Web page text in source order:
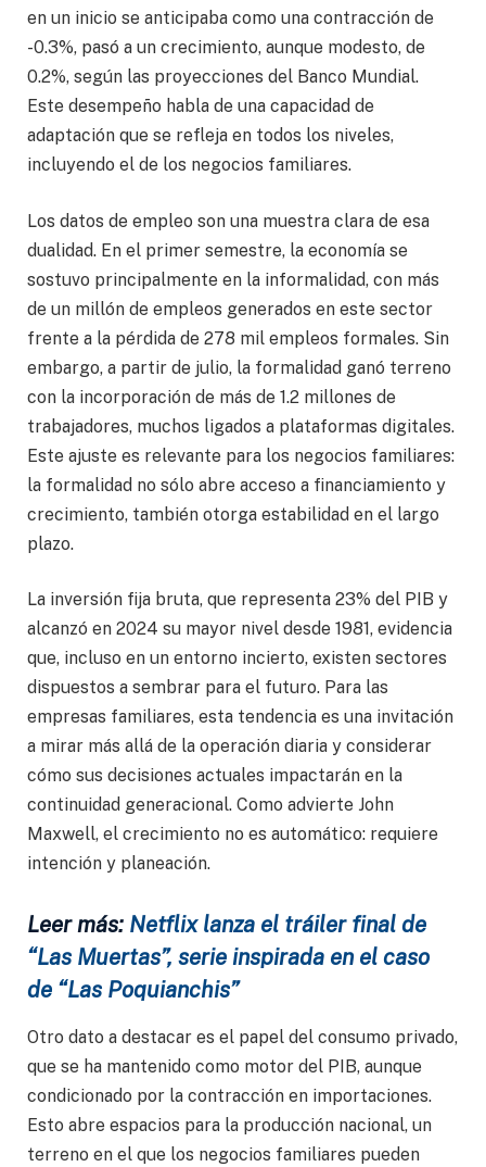
en un inicio se anticipaba como una contracción de
-0.3%, pasó a un crecimiento, aunque modesto, de
0.2%, según las proyecciones del Banco Mundial.
Este desempeño habla de una capacidad de
adaptación que se refleja en todos los niveles,
incluyendo el de los negocios familiares.
Los datos de empleo son una muestra clara de esa
dualidad. En el primer semestre, la economía se
sostuvo principalmente en la informalidad, con más
de un millón de empleos generados en este sector
frente a la pérdida de 278 mil empleos formales. Sin
embargo, a partir de julio, la formalidad ganó terreno
con la incorporación de más de 1.2 millones de
trabajadores, muchos ligados a plataformas digitales.
Este ajuste es relevante para los negocios familiares:
la formalidad no sólo abre acceso a financiamiento y
crecimiento, también otorga estabilidad en el largo
plazo.
La inversión fija bruta, que representa 23% del PIB y
alcanzó en 2024 su mayor nivel desde 1981, evidencia
que, incluso en un entorno incierto, existen sectores
dispuestos a sembrar para el futuro. Para las
empresas familiares, esta tendencia es una invitación
a mirar más allá de la operación diaria y considerar
cómo sus decisiones actuales impactarán en la
continuidad generacional. Como advierte John
Maxwell, el crecimiento no es automático: requiere
intención y planeación.
Leer más: Netflix lanza el tráiler final de
“Las Muertas”, serie inspirada en el caso
de “Las Poquianchis”
Otro dato a destacar es el papel del consumo privado,
que se ha mantenido como motor del PIB, aunque
condicionado por la contracción en importaciones.
Esto abre espacios para la producción nacional, un
terreno en el que los negocios familiares pueden